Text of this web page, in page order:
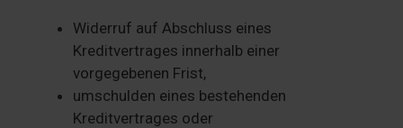
Widerruf auf Abschluss eines
Kreditvertrages innerhalb einer
vorgegebenen Frist,
umschulden eines bestehenden
Kreditvertrages oder